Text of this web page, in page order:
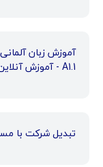
A1.1 - آموزش آنلاین کتاب منشن
تبدیل شرکت با